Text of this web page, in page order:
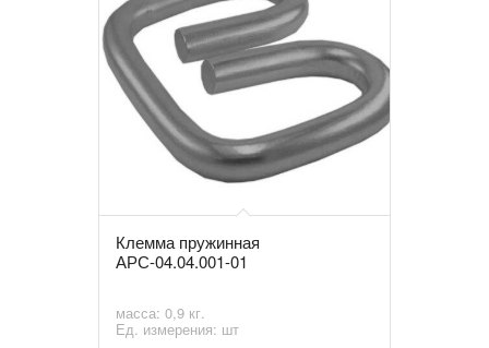
Клемма пружинная
АРС-04.04.001-01
масса: 0,9 кг.
Ед. измерения: шт